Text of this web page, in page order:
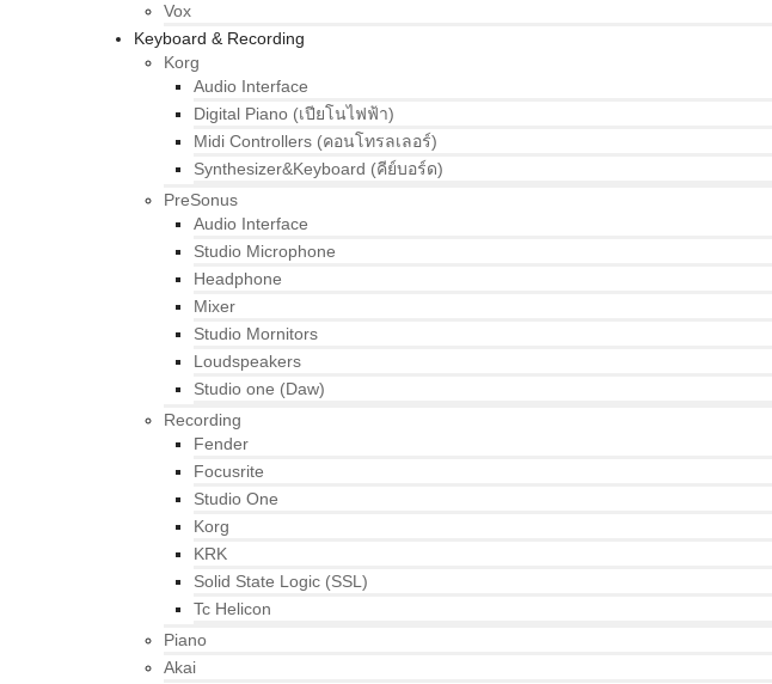
Vox
Keyboard & Recording
Korg
Audio Interface
Digital Piano (เปียโนไฟฟ้า)
Midi Controllers (คอนโทรลเลอร์)
Synthesizer&Keyboard (คีย์บอร์ด)
PreSonus
Audio Interface
Studio Microphone
Headphone
Mixer
Studio Mornitors
Loudspeakers
Studio one (Daw)
Recording
Fender
Focusrite
Studio One
Korg
KRK
Solid State Logic (SSL)
Tc Helicon
Piano
Akai